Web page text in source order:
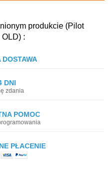
produkcie (Pilot
:
DOSTAWA
DNI
zdania
POMOC
PŁACENIE